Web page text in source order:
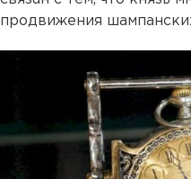
продвижения